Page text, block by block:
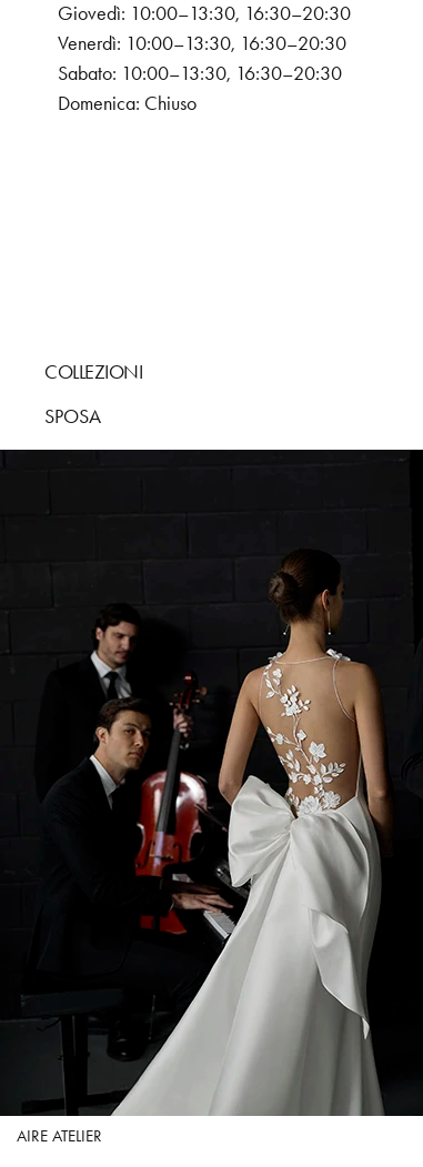
Giovedì: 10:00–13:30, 16:30–20:30
Venerdì: 10:00–13:30, 16:30–20:30
Sabato: 10:00–13:30, 16:30–20:30
Domenica: Chiuso
COLLEZIONI
SPOSA
AIRE ATELIER